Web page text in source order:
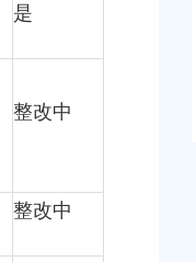
是
整改中
整改中